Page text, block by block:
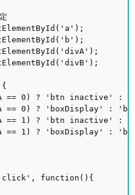
{
== 0) ? 'btn inactive' :
0) ? 'boxDisplay' :
== 1) ? 'btn inactive' :
1) ? 'boxDisplay' :
function(){